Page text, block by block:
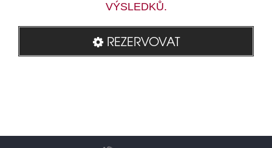
VÝSLEDKŮ.
REZERVOVAT